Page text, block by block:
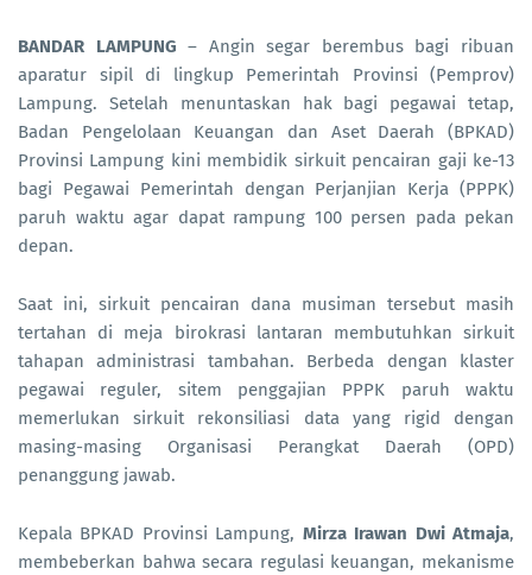
BANDAR LAMPUNG – Angin segar berembus bagi ribuan
aparatur sipil di lingkup Pemerintah Provinsi (Pemprov)
Lampung. Setelah menuntaskan hak bagi pegawai tetap,
Badan Pengelolaan Keuangan dan Aset Daerah (BPKAD)
Provinsi Lampung kini membidik sirkuit pencairan gaji ke-13
bagi Pegawai Pemerintah dengan Perjanjian Kerja (PPPK)
paruh waktu agar dapat rampung 100 persen pada pekan
depan.
Saat ini, sirkuit pencairan dana musiman tersebut masih
tertahan di meja birokrasi lantaran membutuhkan sirkuit
tahapan administrasi tambahan. Berbeda dengan klaster
pegawai reguler, sitem penggajian PPPK paruh waktu
memerlukan sirkuit rekonsiliasi data yang rigid dengan
masing-masing Organisasi Perangkat Daerah (OPD)
penanggung jawab.
Kepala BPKAD Provinsi Lampung, Mirza Irawan Dwi Atmaja,
membeberkan bahwa secara regulasi keuangan, mekanisme